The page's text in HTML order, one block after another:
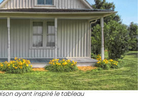
ayant inspiré le tableau